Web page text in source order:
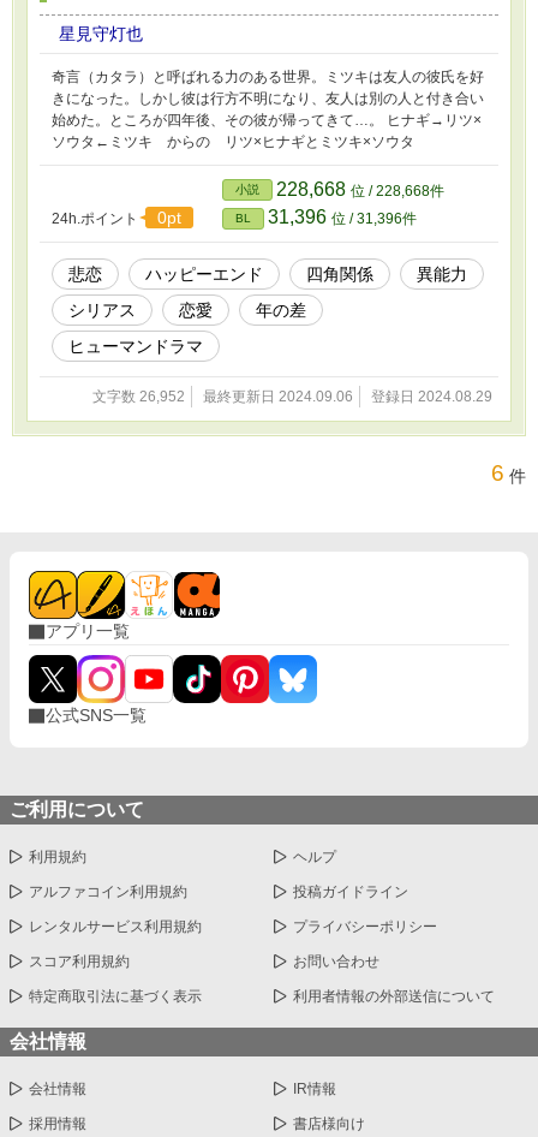
星見守灯也
奇言（カタラ）と呼ばれる力のある世界。ミツキは友人の彼氏を好
きになった。しかし彼は行方不明になり、友人は別の人と付き合い
始めた。ところが四年後、その彼が帰ってきて…。 ヒナギ→リツ×
ソウタ←ミツキ からの リツ×ヒナギとミツキ×ソウタ
24h.ポイント 0pt
小説 228,668 位 / 228,668件
BL 31,396 位 / 31,396件
悲恋 ハッピーエンド 四角関係
異能力
シリアス
恋愛
年の差
ヒューマンドラマ
文字数 26,952 最終更新日 2024.09.06 登録日 2024.08.29
6 件
アプリ一覧
公式SNS一覧
ご利用について
利用規約 ヘルプ
アルファコイン利用規約 投稿ガイドライン
レンタルサービス利用規約 プライバシーポリシー
スコア利用規約 お問い合わせ
特定商取引法に基づく表示 利用者情報の外部送信について
会社情報
会社情報 IR情報
採用情報 書店様向け